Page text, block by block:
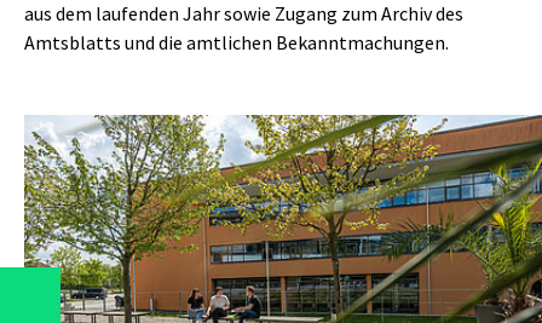
aus dem laufenden Jahr sowie Zugang zum Archiv des
Amtsblatts und die amtlichen Bekanntmachungen.